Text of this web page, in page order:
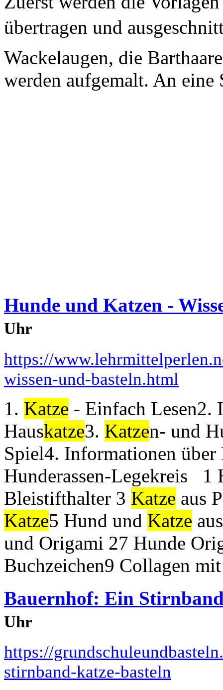
übertragen und
Wackelaugen, die
werden aufgemalt. An eine
Hunde und Katzen -
Uhr
https://
wissen-und-basteln.html
1. Katze - Einfach Lesen2.
Hauskatze3. Katzen- und
Spiel4. Informationen
Hunderassen-Legekreis 1
Bleistifthalter 3 Katze aus
Katze5 Hund und Katze
und Origami 27 Hunde
Buchzeichen9 Collagen
Bauernhof: Ein
Uhr
https://
stirnband-katze-basteln